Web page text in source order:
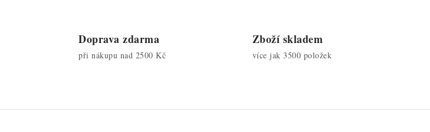
Doprava zdarma
při nákupu nad 2500 Kč
Zboží skladem
více jak 3500 položek